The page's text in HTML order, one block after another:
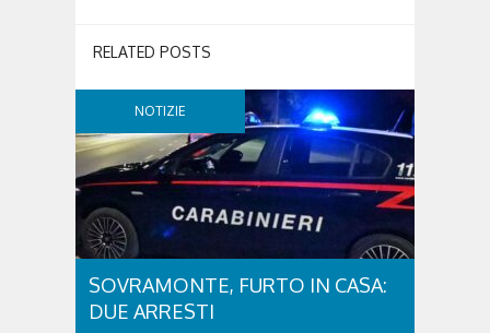
RELATED POSTS
NOTIZIE
SOVRAMONTE, FURTO IN CASA:
DUE ARRESTI